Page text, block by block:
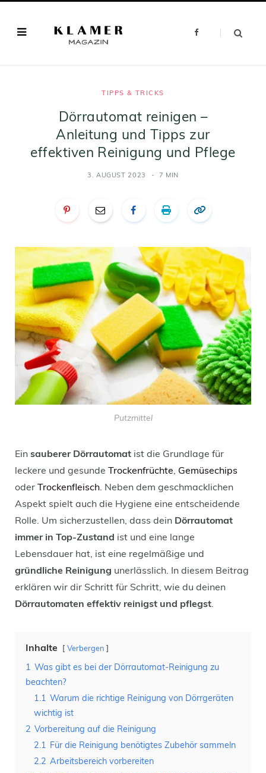
F
TIPPS & TRICKS
Dörrautomat reinigen –
Anleitung und Tipps zur
effektiven Reinigung und Pflege
3. AUGUST 2023 7 MIN
Putzmittel
Ein sauberer Dörrautomat ist die Grundlage für
leckere und gesunde Trockenfrüchte, Gemüsechips
oder Trockenfleisch. Neben dem geschmacklichen
Aspekt spielt auch die Hygiene eine entscheidende
Rolle. Um sicherzustellen, dass dein Dörrautomat
immer in Top-Zustand ist und eine lange
Lebensdauer hat, ist eine regelmäßige und
gründliche Reinigung unerlässlich. In diesem Beitrag
erklären wir dir Schritt für Schritt, wie du deinen
Dörrautomaten effektiv reinigst und pflegst.
Inhalte Verbergen
1 Was gibt es bei der Dörrautomat-Reinigung zu
beachten?
1.1 Warum die richtige Reinigung von Dörrgeräten
wichtig ist
2 Vorbereitung auf die Reinigung
2.1 Für die Reinigung benötigtes Zubehör sammeln
2.2 Arbeitsbereich vorbereiten